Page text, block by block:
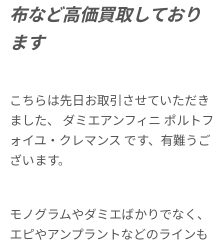
布など高価買取しており
ます
こちらは先日お取引させていただき
ました、 ダミエアンフィニ ポルトフ
ォイユ・クレマンス です、有難うご
ざいます。
モノグラムやダミエばかりでなく、
エピやアンプラントなどのラインも